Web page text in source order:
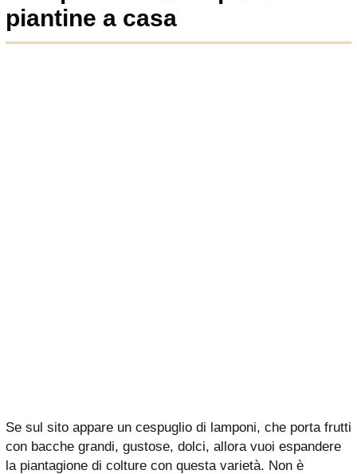
piantine a casa
Se sul sito appare un cespuglio di lamponi, che porta frutti
con bacche grandi, gustose, dolci, allora vuoi espandere
la piantagione di colture con questa varietà. Non è